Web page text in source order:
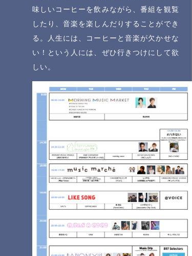
味しいコーヒーを飲みながら、番組を観覧
したり、音楽を楽しんだりすることができ
る。人生には、コーヒーと音楽が欠かせな
い！という人には、ぜひ行きつけにして欲
しい。